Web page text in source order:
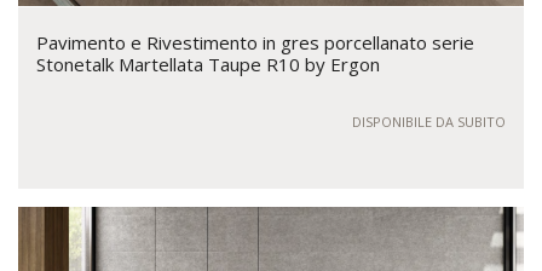
Pavimento e Rivestimento in gres porcellanato serie
Stonetalk Martellata Taupe R10 by Ergon
DISPONIBILE DA SUBITO